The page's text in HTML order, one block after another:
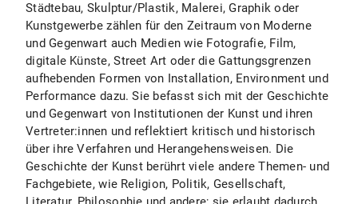
Prüfungsamt für Geistes- und Sozialwissenschaften
Städtebau, Skulptur/Plastik, Malerei, Graphik oder
Kunstgewerbe zählen für den Zeitraum von Moderne
und Gegenwart auch Medien wie Fotografie, Film,
digitale Künste, Street Art oder die Gattungsgrenzen
aufhebenden Formen von Installation, Environment und
Performance dazu. Sie befasst sich mit der Geschichte
und Gegenwart von Institutionen der Kunst und ihren
Vertreter:innen und reflektiert kritisch und historisch
über ihre Verfahren und Herangehensweisen. Die
Geschichte der Kunst berührt viele andere Themen- und
Fachgebiete, wie Religion, Politik, Gesellschaft,